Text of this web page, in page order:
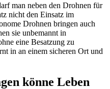
man neben den Drohnen für
nicht den Einsatz im
Drohnen bringen auch
sie unbemannt in
eine Besatzung zu
in an einem sicheren Ort und
könne Leben